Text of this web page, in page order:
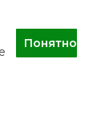
Понятно